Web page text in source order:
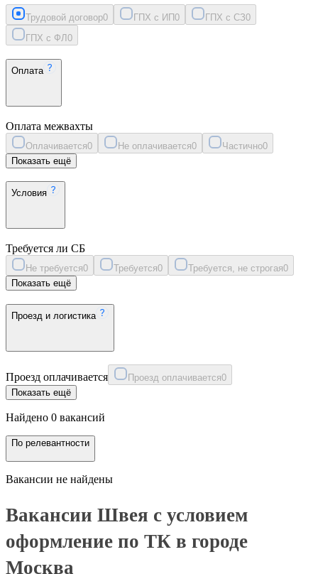
Трудовой договор0 ГПХ с ИП0 ГПХ с СЗ0
ГПХ с ФЛ 0
Оплата
Оплата межвахты
Оплачивается0 Не оплачивается0 Частично0
Показать ещё
Условия
Требуется ли СБ
Не требуется0 Требуется0 Требуется, не строгая0
Показать ещё
Проезд и логистика
Проезд оплачивается Проезд оплачивается0
Показать ещё
Найдено 0 вакансий
По релевантности
Вакансии не найдены
Вакансии Швея с условием
оформление по ТК в городе
Москва